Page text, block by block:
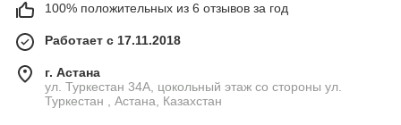
100% положительных из 6 отзывов за год
Работает с 17.11.2018
г. Астана
ул. Туркестан 34А, цокольный этаж со стороны ул.
Туркестан , Астана, Казахстан